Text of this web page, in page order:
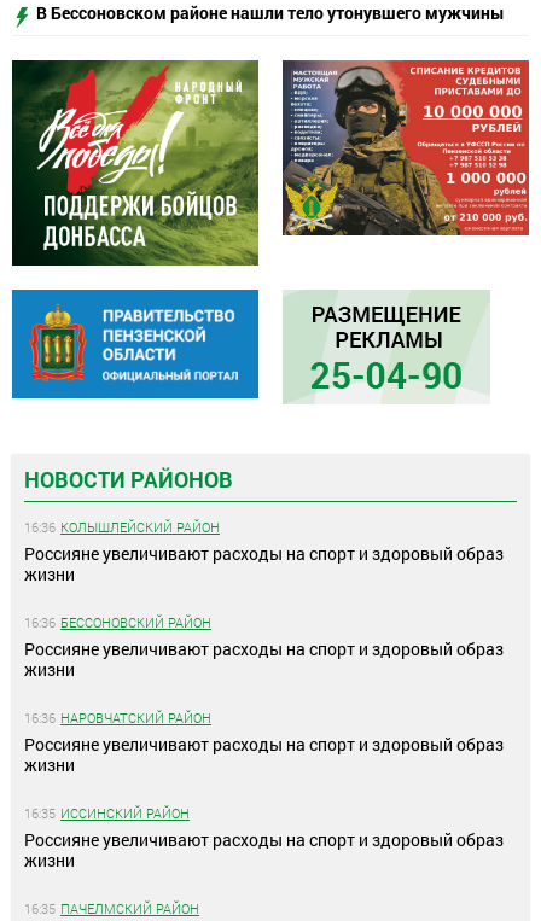
В Бессоновском районе нашли тело утонувшего мужчины
НОВОСТИ РАЙОНОВ
16:36 КОЛЫШЛЕЙСКИЙ РАЙОН
Россияне увеличивают расходы на спорт и здоровый образ
жизни
16:36 БЕССОНОВСКИЙ РАЙОН
Россияне увеличивают расходы на спорт и здоровый образ
жизни
16:36 НАРОВЧАТСКИЙ РАЙОН
Россияне увеличивают расходы на спорт и здоровый образ
жизни
16:35 ИССИНСКИЙ РАЙОН
Россияне увеличивают расходы на спорт и здоровый образ
жизни
16:35 ПАЧЕЛМСКИЙ РАЙОН